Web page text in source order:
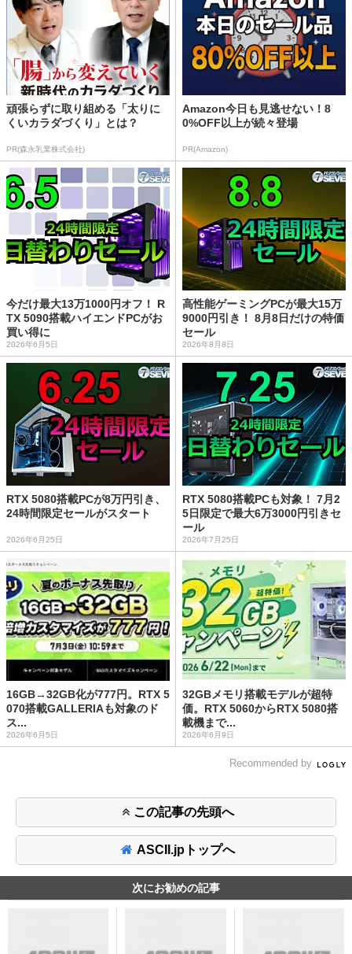
頑張らずに取り組める「太りに
くいカラダづくり」とは？
PR(森永乳業株式会社)
Amazon今日も見逃せない！8
0%OFF以上が続々登場
PR(Amazon)
今だけ最大13万1000円オフ！ R
TX 5090搭載ハイエンドPCがお
買い得に
2026年6月5日
高性能ゲーミングPCが最大15万
9000円引き！ 8月8日だけの特価
セール
2026年8月8日
RTX 5080搭載PCが8万円引き、
24時間限定セールがスタート
2026年6月25日
RTX 5080搭載PCも対象！ 7月2
5日限定で最大6万3000円引きセ
ール
2026年7月25日
16GB→32GB化が777円。RTX 5
070搭載GALLERIAも対象のド
ス...
2026年6月5日
32GBメモリ搭載モデルが超特
価。RTX 5060からRTX 5080搭
載機まで...
2026年6月9日
Recommended by
この記事の先頭へ
ASCII.jpトップへ
次にお勧めの記事